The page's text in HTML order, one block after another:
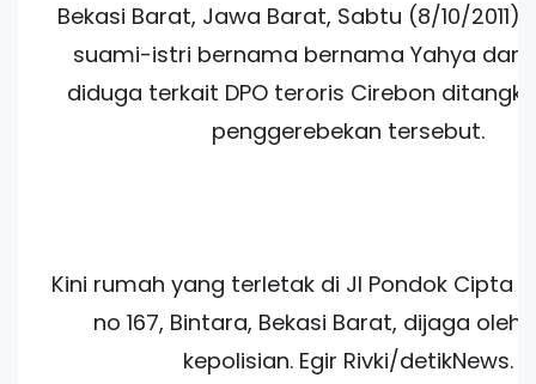
Bekasi Barat, Jawa Barat, Sabtu (8/10/2011).
suami-istri bernama bernama Yahya dan
diduga terkait DPO teroris Cirebon
penggerebekan tersebut.
Kini rumah yang terletak di Jl Pondok Cipta
no 167, Bintara, Bekasi Barat, dijaga oleh
kepolisian. Egir Rivki/detikNews.